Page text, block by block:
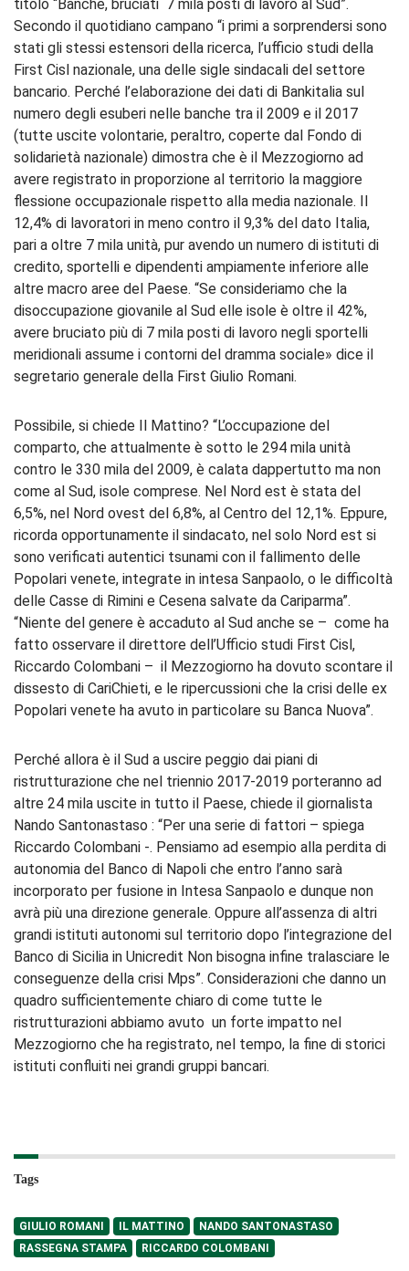
titolo “Banche, bruciati 7 mila posti di lavoro al Sud”.
Secondo il quotidiano campano “i primi a sorprendersi sono
stati gli stessi estensori della ricerca, l’ufficio studi della
First Cisl nazionale, una delle sigle sindacali del settore
bancario. Perché l’elaborazione dei dati di Bankitalia sul
numero degli esuberi nelle banche tra il 2009 e il 2017
(tutte uscite volontarie, peraltro, coperte dal Fondo di
solidarietà nazionale) dimostra che è il Mezzogiorno ad
avere registrato in proporzione al territorio la maggiore
flessione occupazionale rispetto alla media nazionale. Il
12,4% di lavoratori in meno contro il 9,3% del dato Italia,
pari a oltre 7 mila unità, pur avendo un numero di istituti di
credito, sportelli e dipendenti ampiamente inferiore alle
altre macro aree del Paese. “Se consideriamo che la
disoccupazione giovanile al Sud elle isole è oltre il 42%,
avere bruciato più di 7 mila posti di lavoro negli sportelli
meridionali assume i contorni del dramma sociale» dice il
segretario generale della First Giulio Romani.
Possibile, si chiede Il Mattino? “L’occupazione del
comparto, che attualmente è sotto le 294 mila unità
contro le 330 mila del 2009, è calata dappertutto ma non
come al Sud, isole comprese. Nel Nord est è stata del
6,5%, nel Nord ovest del 6,8%, al Centro del 12,1%. Eppure,
ricorda opportunamente il sindacato, nel solo Nord est si
sono verificati autentici tsunami con il fallimento delle
Popolari venete, integrate in intesa Sanpaolo, o le difficoltà
delle Casse di Rimini e Cesena salvate da Cariparma”.
“Niente del genere è accaduto al Sud anche se – come ha
fatto osservare il direttore dell’Ufficio studi First Cisl,
Riccardo Colombani – il Mezzogiorno ha dovuto scontare il
dissesto di CariChieti, e le ripercussioni che la crisi delle ex
Popolari venete ha avuto in particolare su Banca Nuova”.
Perché allora è il Sud a uscire peggio dai piani di
ristrutturazione che nel triennio 2017-2019 porteranno ad
altre 24 mila uscite in tutto il Paese, chiede il giornalista
Nando Santonastaso : “Per una serie di fattori – spiega
Riccardo Colombani -. Pensiamo ad esempio alla perdita di
autonomia del Banco di Napoli che entro l’anno sarà
incorporato per fusione in Intesa Sanpaolo e dunque non
avrà più una direzione generale. Oppure all’assenza di altri
grandi istituti autonomi sul territorio dopo l’integrazione del
Banco di Sicilia in Unicredit Non bisogna infine tralasciare le
conseguenze della crisi Mps”. Considerazioni che danno un
quadro sufficientemente chiaro di come tutte le
ristrutturazioni abbiamo avuto un forte impatto nel
Mezzogiorno che ha registrato, nel tempo, la fine di storici
istituti confluiti nei grandi gruppi bancari.
Tags
GIULIO ROMANI IL MATTINO
NANDO SANTONASTASO
RASSEGNA STAMPA
RICCARDO COLOMBANI